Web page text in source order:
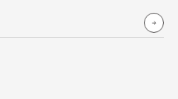
する不安は、SNSや口コミサイ
ブランドを傷つけることにもつ